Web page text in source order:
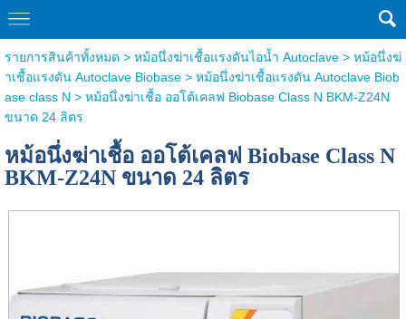
รายการสินค้าทั้งหมด > หม้อนึ่งฆ่าเชื้อแรงดันไอน้ำ Autoclave> หม้อนึ่งฆ่
าเชื้อแรงดัน Autoclave Biobase> หม้อนึ่งฆ่าเชื้อแรงดัน Autoclave Biob
ase class N > หม้อนึ่งฆ่าเชื้อ ออโต้เคลฟ Biobase Class N BKM-Z24N
ขนาด 24 ลิตร
หม้อนึ่งฆ่าเชื้อ ออโต้เคลฟ Biobase Class N
BKM-Z24N ขนาด 24 ลิตร